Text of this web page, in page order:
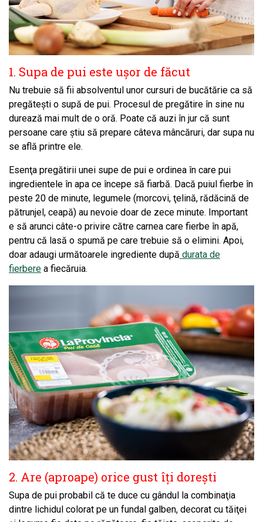
1. Supa de pui este uşor de făcut
Nu trebuie să fii absolventul unor cursuri de bucătărie ca să
pregăteşti o supă de pui. Procesul de pregătire în sine nu
durează mai mult de o oră. Poate că auzi în jur că sunt
persoane care ştiu să prepare câteva mâncăruri, dar supa nu
se află printre ele.
Esenţa pregătirii unei supe de pui e ordinea în care pui
ingredientele în apa ce începe să fiarbă. Dacă puiul fierbe în
peste 20 de minute, legumele (morcovi, ţelină, rădăcină de
pătrunjel, ceapă) au nevoie doar de zece minute. Important
e să arunci câte-o privire către carnea care fierbe în apă,
pentru că lasă o spumă pe care trebuie să o elimini. Apoi,
doar adaugi următoarele ingrediente după durata de
fierbere a fiecăruia.
2. Are (aproape) orice gust îţi doreşti
Supa de pui probabil că te duce cu gândul la combinaţia
dintre lichidul colorat pe un fundal galben, decorat cu tăiţei